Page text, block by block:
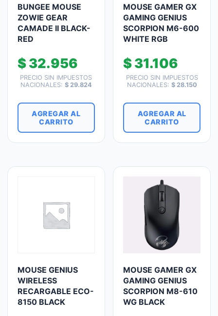
BUNGEE MOUSE
ZOWIE GEAR
CAMADE II BLACK-
RED
$32.956
PRECIO SIN IMPUESTOS
NACIONALES: $29.824
AGREGAR AL
CARRITO
MOUSE GAMER GX
GAMING GENIUS
SCORPION M6-600
WHITE RGB
$31.106
PRECIO SIN IMPUESTOS
NACIONALES: $28.150
AGREGAR AL
CARRITO
MOUSE GENIUS
WIRELESS
RECARGABLE ECO-
8150 BLACK
MOUSE GAMER GX
GAMING GENIUS
SCORPION M8-610
WG BLACK